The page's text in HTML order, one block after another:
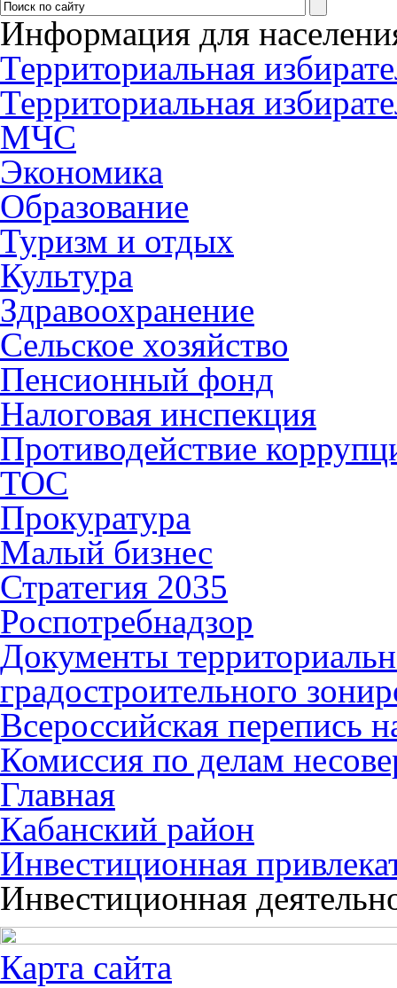
Информация для
Территориальная
Территориальная
МЧС
Экономика
Образование
Туризм и отдых
Культура
Здравоохранение
Сельское хозяйство
Пенсионный фонд
Налоговая инспекция
Противодействие
ТОС
Прокуратура
Малый бизнес
Стратегия 2035
Роспотребнадзор
Документы
градостроительного
Всероссийская перепись
Комиссия по делам
Главная
Кабанский район
Инвестиционная
Инвестиционная
Карта сайта